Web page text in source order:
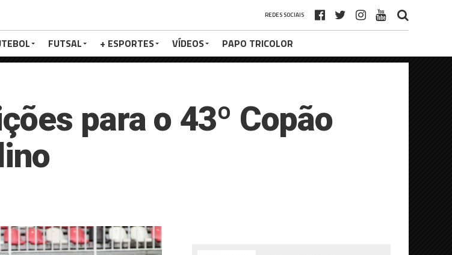
REDES SOCIAIS
FUTSAL + ESPORTES VÍDEOS PAPO TRICOLOR
para o 43º Copão